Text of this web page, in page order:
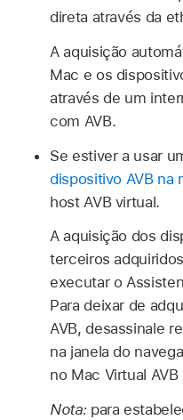
direta através da
A aquisição
Mac e os
através de um
com AVB.
Se estiver a usar
dispositivo AVB na
host AVB virtual.
A aquisição dos
terceiros
executar o
Para deixar de
AVB, desassinale
na janela do
no Mac Virtual
Nota: para